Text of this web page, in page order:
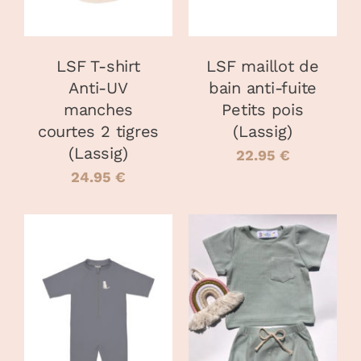
PEUVENT
ÊTRE
CHOISIES
SUR
LA
PAGE
DU
PRODUIT
LSF T-shirt
Anti-UV
manches
courtes 2 tigres
(Lassig)
24.95 €
PEUVENT
ÊTRE
CHOISIES
SUR
LA
PAGE
DU
LSF maillot de
bain anti-fuite
Petits pois
(Lassig)
22.95 €
CHOIX DES
OPTIONS
PRODUIT
CHOIX DES
OPTIONS
CE
PRODUIT
A
/
DÉTAILS